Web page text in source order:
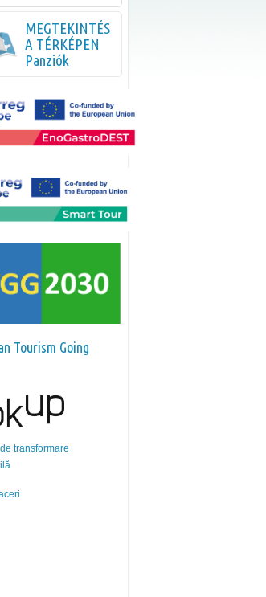
MEGTEKINTÉS
A TÉRKÉPEN
Panziók
Tourism Going
transformare